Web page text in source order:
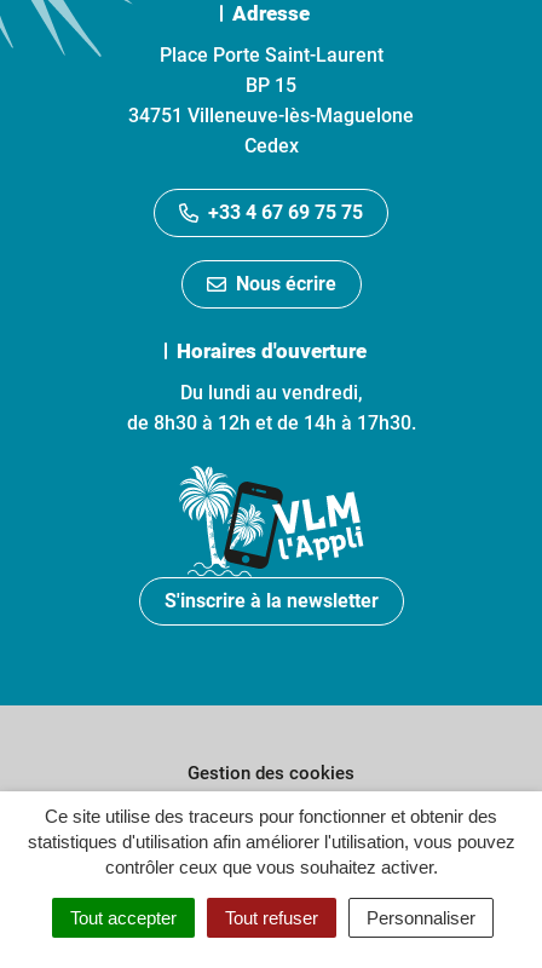
Ce site utilise des traceurs pour fonctionner et obtenir des
statistiques d'utilisation afin améliorer l'utilisation, vous pouvez
contrôler ceux que vous souhaitez activer.
Tout accepter Tout refuser Personnaliser
Adresse
Place Porte Saint-Laurent
BP 15
34751 Villeneuve-lès-Maguelone
Cedex
+33 4 67 69 75 75
Nous écrire
Horaires d'ouverture
Du lundi au vendredi,
de 8h30 à 12h et de 14h à 17h30.
S'inscrire à la newsletter
Gestion des cookies
Plan du site
Politique de confidentialité
Crédits